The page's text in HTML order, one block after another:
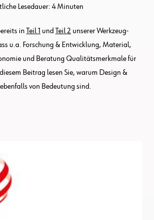
Lesedauer: 4Minuten
in Teil 1 und Teil 2 unserer Werkzeug-
u.a. Forschung & Entwicklung, Material,
und Beratung Qualitätsmerkmale für
Beitrag lesen Sie, warum Design &
von Bedeutung sind.